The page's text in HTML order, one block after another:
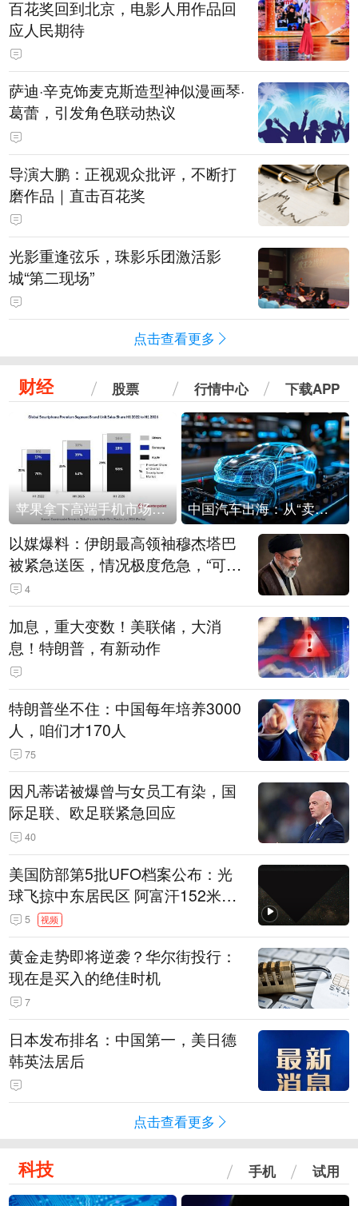
百花奖回到北京，电影人用作品回
应人民期待
萨迪·辛克饰麦克斯造型神似漫画琴·
葛蕾，引发角色联动热议
导演大鹏：正视观众批评，不断打
磨作品｜直击百花奖
光影重逢弦乐，珠影乐团激活影
城“第二现场”
点击查看更多
财经 股票 行情中心 下载APP
苹果拿下高端手机市场65%的份额：iPhone 17系列功不可没 中国汽车出海：从“卖出去”到“走进去”
以媒爆料：伊朗最高领袖穆杰塔巴
被紧急送医，情况极度危急，“可能
随时会死去”
4
加息，重大变数！美联储，大消
息！特朗普，有新动作
特朗普坐不住：中国每年培养3000
人，咱们才170人
75
因凡蒂诺被爆曾与女员工有染，国
际足联、欧足联紧急回应
40
美国防部第5批UFO档案公布：光
球飞掠中东居民区 阿富汗152米三
角形遮蔽星光
5 视频
黄金走势即将逆袭？华尔街投行：
现在是买入的绝佳时机
7
日本发布排名：中国第一，美日德
韩英法居后
点击查看更多
科技 手机 试用